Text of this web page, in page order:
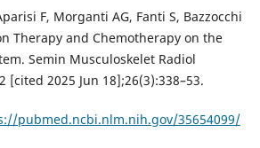
F, Morganti AG, Fanti S, Bazzocchi
Therapy and Chemotherapy on the
Semin Musculoskelet Radiol
[cited 2025 Jun 18];26(3):338–53.
pubmed.ncbi.nlm.nih.gov/35654099/